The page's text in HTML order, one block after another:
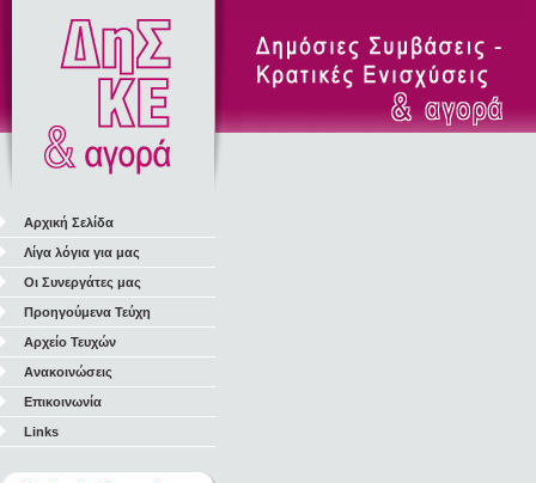
Αρχική Σελίδα
Λίγα λόγια για μας
Οι Συνεργάτες μας
Προηγούμενα Τεύχη
Αρχείο Τευχών
Ανακοινώσεις
Επικοινωνία
Links